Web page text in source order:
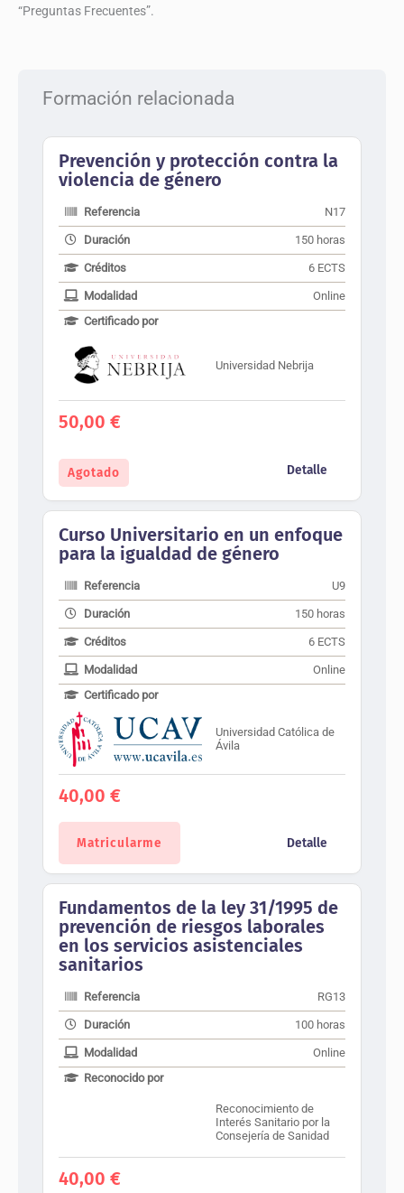
“Preguntas Frecuentes”.
Formación relacionada
Prevención y protección contra la
violencia de género
Referencia N17
Duración 150 horas
Créditos 6 ECTS
Modalidad
Online
Certificado por
Universidad Nebrija
50,00 €
Agotado Detalle
Curso Universitario en un enfoque
para la igualdad de género
Referencia U9
Duración 150 horas
Créditos 6 ECTS
Modalidad
Online
Certificado por
Universidad Católica de
Ávila
40,00 €
Matricularme Detalle
Fundamentos de la ley 31/1995 de
prevención de riesgos laborales
en los servicios asistenciales
sanitarios
Referencia RG13
Duración 100 horas
Modalidad
Online
Reconocido por
Reconocimiento de
Interés Sanitario por la
Consejería de Sanidad
40,00 €